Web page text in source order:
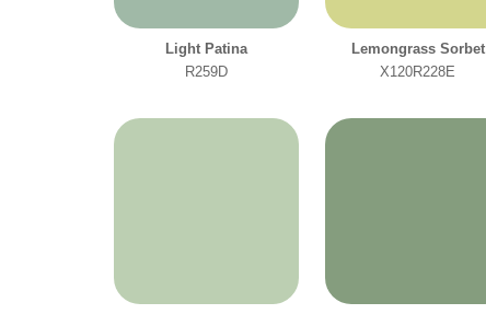
Light Patina
R259D
Lemongrass Sorbet
X120R228E